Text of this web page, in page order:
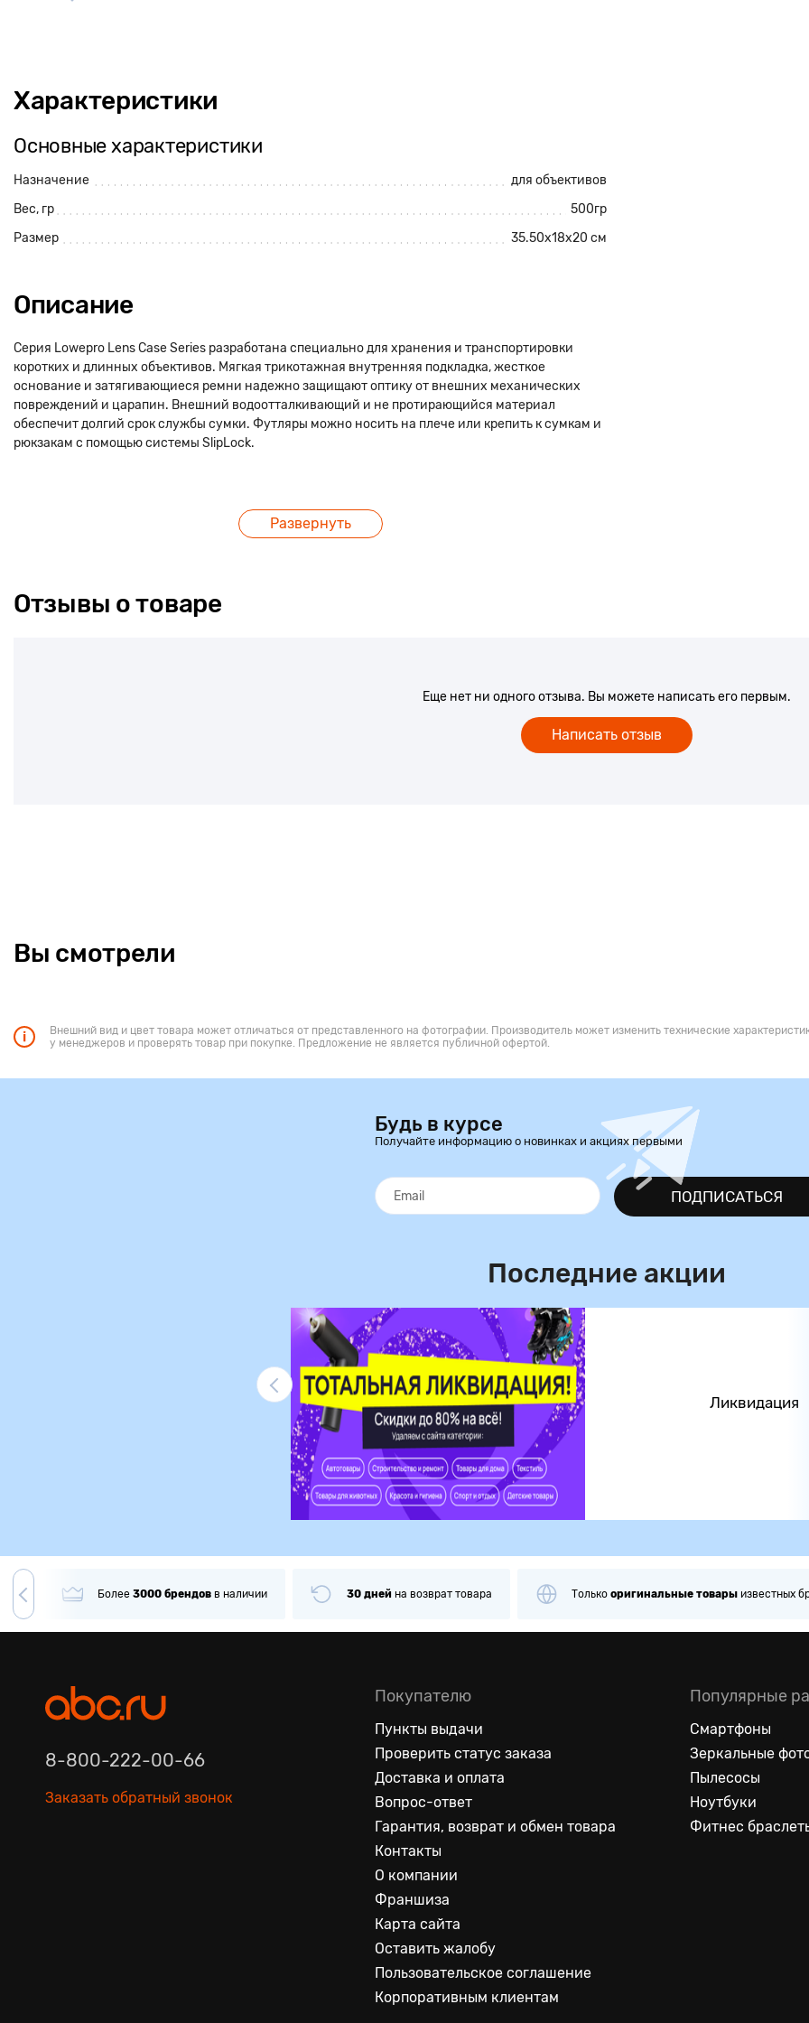
Характеристики
Основные характеристики
Назначение
для объективов
Вес, гр
500гр
Размер
35.50х18х20 см
Описание
Серия Lowepro Lens Case Series разработана специально для хранения и транспортировки
коротких и длинных объективов. Мягкая трикотажная внутренняя подкладка, жесткое
основание и затягивающиеся ремни надежно защищают оптику от внешних механических
повреждений и царапин. Внешний водоотталкивающий и не протирающийся материал
обеспечит долгий срок службы сумки. Футляры можно носить на плече или крепить к сумкам и
рюкзакам с помощью системы SlipLock.
Развернуть
Отзывы о товаре
Еще нет ни одного отзыва. Вы можете написать его первым.
Написать отзыв
Вы смотрели
Внешний вид и цвет товара может отличаться от представленного на фотографии. Производитель может изменить технические
у менеджеров и проверять товар при покупке. Предложение не является публичной офертой.
Будь в курсе
Получайте информацию о новинках и акциях первыми
ПОДПИСАТЬСЯ
Последние акции
Ликвидация
Более3000брендовв наличии 30 днейнавозврат товара Толькооригинальныетоварыизвестных
8-800-222-00-66
Заказать обратный звонок
Покупателю
Пункты выдачи
Проверить статус заказа
Доставка и оплата
Вопрос-ответ
Гарантия, возврат и обмен товара
Контакты
О компании
Франшиза
Карта сайта
Оставить жалобу
Пользовательское соглашение
Корпоративным клиентам
Популярные
Смартфоны
Зеркальные
Пылесосы
Ноутбуки
Фитнес